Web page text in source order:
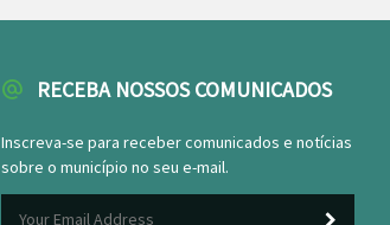
RECEBA NOSSOS COMUNICADOS
Inscreva-se para receber comunicados e notícias
sobre o município no seu e-mail.